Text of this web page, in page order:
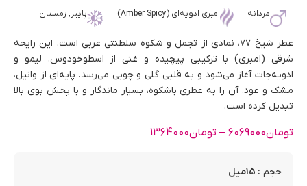
مردانه امبری ادویه‌ای (Amber Spicy) پاییز, زمستان
عطر شیخ ۷۷، نمادی از تجمل و شکوه سلطنتی عربی است. این رایحه
شرقی (امبری) با ترکیبی پیچیده و غنی از اسطوخودوس، لیمو و
ادویه‌جات آغاز می‌شود و به قلبی گلی و چوبی می‌رسد. پایه‌ای از وانیل،
مشک و عود، آن را به عطری باشکوه، بسیار ماندگار و با پخش بوی بالا
تبدیل کرده است.
تومان6069000
– تومان1364000
حجم : 15میل